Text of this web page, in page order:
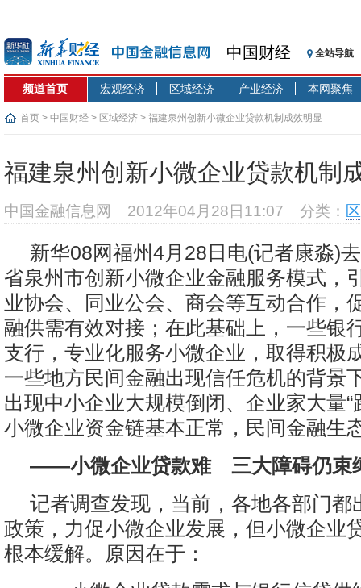
中国财经 全站导航
频道首页 宏观经济 区域经济 产业经济 本网聚焦
首页 > 中国财经 > 区域经济 > 福建泉州创新小微企业贷款机制成效明显
福建泉州创新小微企业贷款机制
中国金融信息网 2012年04月28日11:07 分类：
新华08网福州4月28日电(记者康淼)
省泉州市创新小微企业金融服务模式，
业协会、同业公会、商会等互动合作，
融供需有效对接；在此基础上，一些银
支行，专业化服务小微企业，取得积极
一些地方民间金融出现信任危机的背景
出现中小企业大规模倒闭、企业家大量“
小微企业资金链基本正常，民间金融生
——小微企业贷款难 三大障碍仍束
记者调查发现，当前，各地各部门都
政策，力促小微企业发展，但小微企业
根本缓解。原因在于：